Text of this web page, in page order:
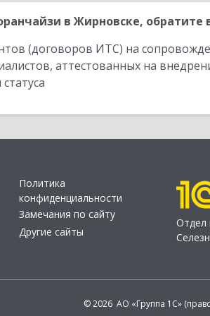
в Жирновске, обратите
(договоров ИТС) на
аттестованных на
Политика
конфиденциальности
Замечания по сайту
Другие сайты
Отдел
© 2026 АО «Группа 1С»